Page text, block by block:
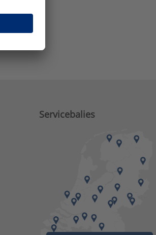
Servicebalies